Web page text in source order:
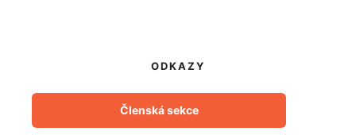
ODKAZY
Členská sekce